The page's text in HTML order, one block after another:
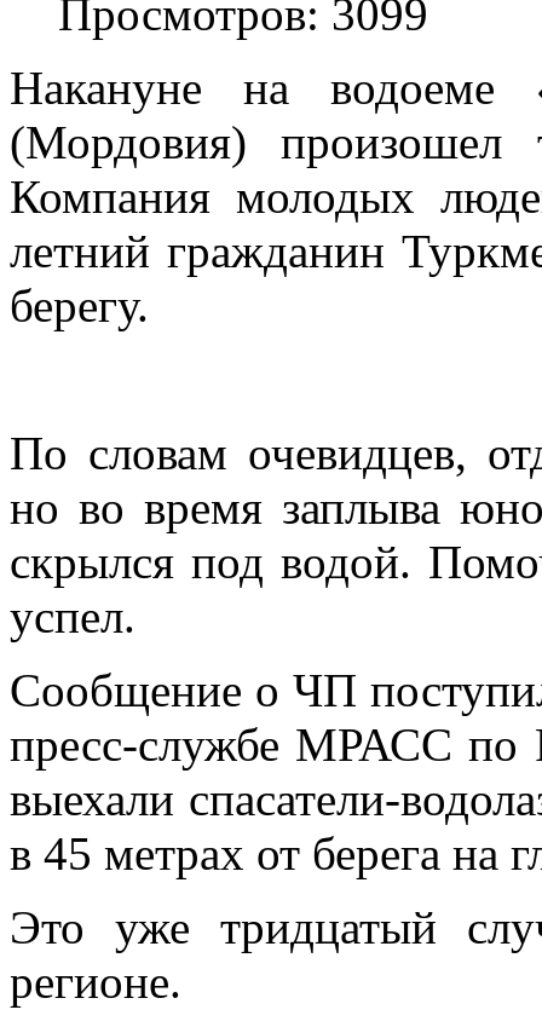
Просмотров: 3099
Накануне на водоеме
(Мордовия) произошел
Компания молодых
летний гражданин
берегу.
По словам очевидцев,
но во время заплыва
скрылся под водой.
успел.
Сообщение о ЧП
пресс-службе МРАСС по
выехали спасатели-
в 45 метрах от берега на
Это уже тридцатый
регионе.